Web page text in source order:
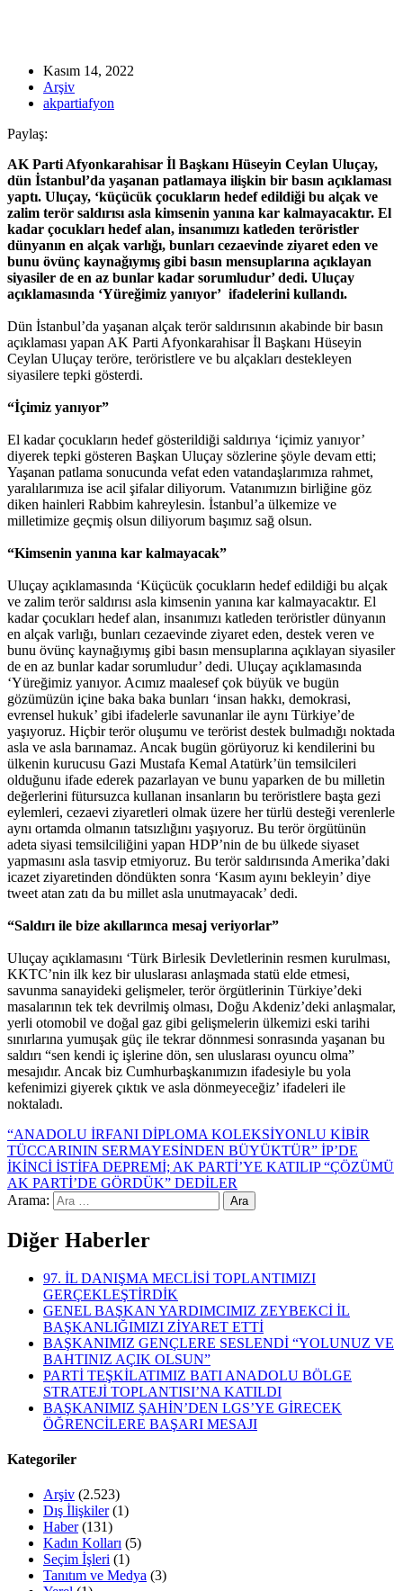
Kasım 14, 2022
Arşiv
akpartiafyon
Paylaş:
AK Parti Afyonkarahisar İl Başkanı Hüseyin Ceylan Uluçay,
dün İstanbul’da yaşanan patlamaya ilişkin bir basın açıklaması
yaptı. Uluçay, ‘küçücük çocukların hedef edildiği bu alçak ve
zalim terör saldırısı asla kimsenin yanına kar kalmayacaktır. El
kadar çocukları hedef alan, insanımızı katleden teröristler
dünyanın en alçak varlığı, bunları cezaevinde ziyaret eden ve
bunu övünç kaynağıymış gibi basın mensuplarına açıklayan
siyasiler de en az bunlar kadar sorumludur’ dedi. Uluçay
açıklamasında ‘Yüreğimiz yanıyor’ ifadelerini kullandı.
Dün İstanbul’da yaşanan alçak terör saldırısının akabinde bir basın
açıklaması yapan AK Parti Afyonkarahisar İl Başkanı Hüseyin
Ceylan Uluçay teröre, teröristlere ve bu alçakları destekleyen
siyasilere tepki gösterdi.
“İçimiz yanıyor”
El kadar çocukların hedef gösterildiği saldırıya ‘içimiz yanıyor’
diyerek tepki gösteren Başkan Uluçay sözlerine şöyle devam etti;
Yaşanan patlama sonucunda vefat eden vatandaşlarımıza rahmet,
yaralılarımıza ise acil şifalar diliyorum. Vatanımızın birliğine göz
diken hainleri Rabbim kahreylesin. İstanbul’a ülkemize ve
milletimize geçmiş olsun diliyorum başımız sağ olsun.
“Kimsenin yanına kar kalmayacak”
Uluçay açıklamasında ‘Küçücük çocukların hedef edildiği bu alçak
ve zalim terör saldırısı asla kimsenin yanına kar kalmayacaktır. El
kadar çocukları hedef alan, insanımızı katleden teröristler dünyanın
en alçak varlığı, bunları cezaevinde ziyaret eden, destek veren ve
bunu övünç kaynağıymış gibi basın mensuplarına açıklayan siyasiler
de en az bunlar kadar sorumludur’ dedi. Uluçay açıklamasında
‘Yüreğimiz yanıyor. Acımız maalesef çok büyük ve bugün
gözümüzün içine baka baka bunları ‘insan hakkı, demokrasi,
evrensel hukuk’ gibi ifadelerle savunanlar ile aynı Türkiye’de
yaşıyoruz. Hiçbir terör oluşumu ve terörist destek bulmadığı noktada
asla ve asla barınamaz. Ancak bugün görüyoruz ki kendilerini bu
ülkenin kurucusu Gazi Mustafa Kemal Atatürk’ün temsilcileri
olduğunu ifade ederek pazarlayan ve bunu yaparken de bu milletin
değerlerini fütursuzca kullanan insanların bu teröristlere başta gezi
eylemleri, cezaevi ziyaretleri olmak üzere her türlü desteği verenlerle
aynı ortamda olmanın tatsızlığını yaşıyoruz. Bu terör örgütünün
adeta siyasi temsilciliğini yapan HDP’nin de bu ülkede siyaset
yapmasını asla tasvip etmiyoruz. Bu terör saldırısında Amerika’daki
icazet ziyaretinden döndükten sonra ‘Kasım ayını bekleyin’ diye
tweet atan zatı da bu millet asla unutmayacak’ dedi.
“Saldırı ile bize akıllarınca mesaj veriyorlar”
Uluçay açıklamasını ‘Türk Birlesik Devletlerinin resmen kurulması,
KKTC’nin ilk kez bir uluslarası anlaşmada statü elde etmesi,
savunma sanayideki gelişmeler, terör örgütlerinin Türkiye’deki
masalarının tek tek devrilmiş olması, Doğu Akdeniz’deki anlaşmalar,
yerli otomobil ve doğal gaz gibi gelişmelerin ülkemizi eski tarihi
sınırlarına yumuşak güç ile tekrar dönnmesi sonrasında yaşanan bu
saldırı “sen kendi iç işlerine dön, sen uluslarası oyuncu olma”
mesajıdır. Ancak biz Cumhurbaşkanımızın ifadesiyle bu yola
kefenimizi giyerek çıktık ve asla dönmeyeceğiz’ ifadeleri ile
noktaladı.
“ANADOLU İRFANI DİPLOMA KOLEKSİYONLU KİBİR
TÜCCARININ SERMAYESİNDEN BÜYÜKTÜR” İP’DE
İKİNCİ İSTİFA DEPREMİ; AK PARTİ’YE KATILIP “ÇÖZÜMÜ
AK PARTİ’DE GÖRDÜK” DEDİLER
Arama:
Diğer Haberler
97. İL DANIŞMA MECLİSİ TOPLANTIMIZI
GERÇEKLEŞTİRDİK
GENEL BAŞKAN YARDIMCIMIZ ZEYBEKCİ İL
BAŞKANLIĞIMIZI ZİYARET ETTİ
BAŞKANIMIZ GENÇLERE SESLENDİ “YOLUNUZ VE
BAHTINIZ AÇIK OLSUN”
PARTİ TEŞKİLATIMIZ BATI ANADOLU BÖLGE
STRATEJİ TOPLANTISI’NA KATILDI
BAŞKANIMIZ ŞAHİN’DEN LGS’YE GİRECEK
ÖĞRENCİLERE BAŞARI MESAJI
Kategoriler
Arşiv (2.523)
Dış İlişkiler(1)
Haber(131)
Kadın Kolları (5)
Seçim İşleri (1)
Tanıtım ve Medya (3)